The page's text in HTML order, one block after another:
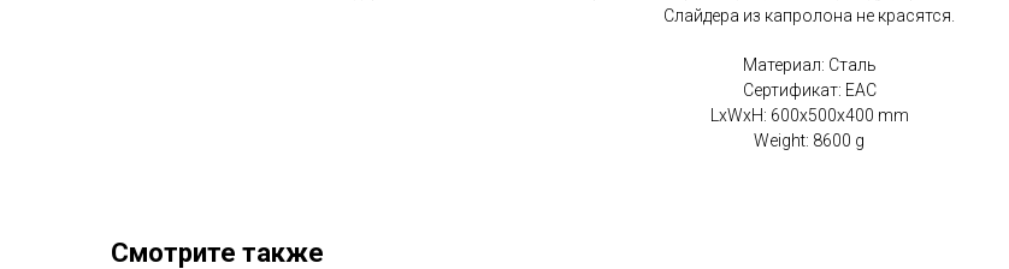
Слайдера из капролона не красятся.
Материал: Сталь
Сертификат: EAC
LxWxH: 600x500x400 mm
Weight: 8600 g
Смотрите также